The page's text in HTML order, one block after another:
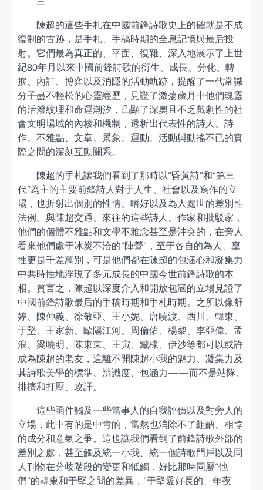
陳超的這些手札在中國前鋒詩歌史上的確就是不成
復制的古跡，是手札、手稿時期的全息記憶與最后投
射。它們最為真正的、平面、復雜、深入地展示了上世
紀80年月以來中國前鋒詩歌的衍生、成長、分化、轉
捩、內訌、博弈以及消隱的活動軌跡，提醒了一代常識
分子盡不輕松的心靈經歷，見證了激蕩歲月中他們魂靈
的活潑紋理和命運潮汐，凸顯了深奧且不乏戲劇性的社
會文明場域的內核和機制，透析出代表性的詩人、詩
作、不雅點、文章、景象、運動、活動與動搖不已的實
際之間的深刻互動關系。
陳超的手札讓我們看到了那時以“昏黃詩”和“第三
代”為主的主要前鋒詩人對于人生、社會以及寫作的立
場，也折射出個別的性情、嗜好以及為人處世的差別性
法例。與陳超交通、來往的這些詩人、作家和批駁家，
他們的個體不雅點和文學不雅念甚至是沖突的，在旁人
看來他們處于冰炭不洽的“陣營”，至于各自的為人、稟
性更是千差萬別，可是他們都在陳超的包涵心和凝集力
中共時性地浮現了多元成長的中國今世前鋒詩歌的本
相。質言之，陳超以深度介入和開放包涵的立場見證了
中國前鋒詩歌最后的手稿時期和手札時期。之所以像舒
婷、陳仲義、徐敬亞、王小妮、唐曉渡、西川、韓東、
于堅、王家新、歐陽江河、周倫佑、楊黎、李亞偉、孟
浪、梁曉明、陳東東、王寅、臧棣、伊沙等都可以或許
成為陳超的老友，這離不開陳超小我的魅力、凝集力及
其詩歌美學的標準、辨識度、包涵力——而不是站隊、
排擠和打壓、攻訐。
這些函件觸及一些當事人的自我評價以及對旁人的
立場，此中有的是中肯的，當然也消除不了齟齬、相悖
的成分和意氣之爭。這也讓我們看到了前鋒詩歌外部的
差別之處，甚至觸及統一小我、統一個詩歌門戶以及同
人刊物在分歧階段的變更和牴觸，好比那時同屬“他
們”的韓東和于堅之間的差異，“于堅愛好長的、年夜